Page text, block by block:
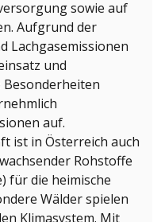
sowie auf
Aufgrund der
Lachgasemissionen
und
auf.
ist in Österreich auch
Rohstoffe
für die heimische
Wälder spielen
Klimasystem. Mit